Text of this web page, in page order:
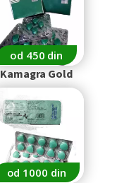
od 450 din
Kamagra Gold
od 1000 din